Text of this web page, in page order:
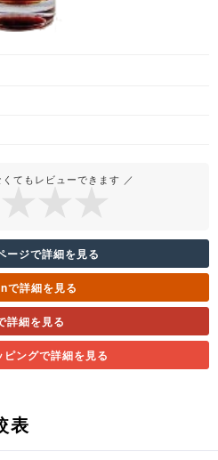
くてもレビューできます ／
ージで詳細を見る
で詳細を見る
詳細を見る
ングで詳細を見る
表